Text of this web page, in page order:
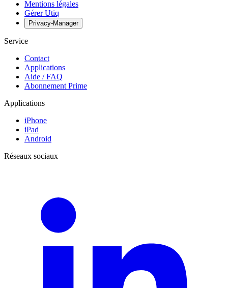
Mentions légales
Gérer Utiq
Privacy-Manager
Service
Contact
Applications
Aide / FAQ
Abonnement Prime
Applications
iPhone
iPad
Android
Réseaux sociaux